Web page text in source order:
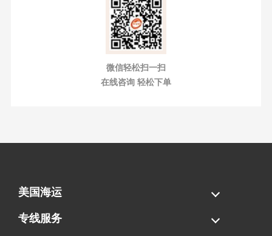
微信轻松扫一扫
在线咨询 轻松下单
美国海运
海运拼柜
海运整柜
美国海卡
加拿大海运
专线服务